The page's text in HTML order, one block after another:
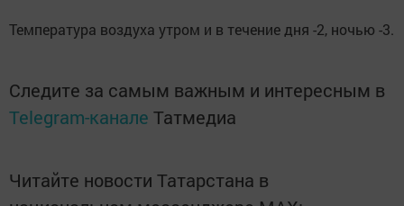
Температура воздуха утром и в течение дня -2, ночью -3.
Следите за самым важным и интересным в
Telegram-канале Татмедиа
Читайте новости Татарстана в